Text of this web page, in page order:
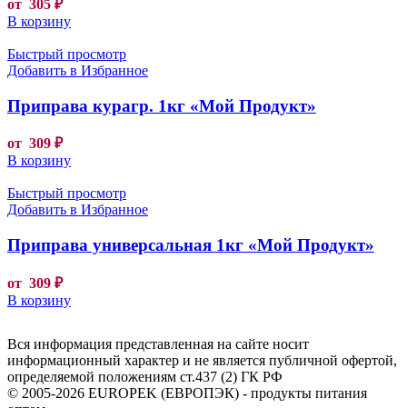
от 305 ₽
В корзину
Быстрый просмотр
Добавить в Избранное
Приправа курагр. 1кг «Мой Продукт»
от 309 ₽
В корзину
Быстрый просмотр
Добавить в Избранное
Приправа универсальная 1кг «Мой Продукт»
от 309 ₽
В корзину
Вся информация представленная на сайте носит
информационный характер и не является публичной офертой,
определяемой положениям ст.437 (2) ГК РФ
© 2005-2026 EUROPEK (ЕВРОПЭК) - продукты питания